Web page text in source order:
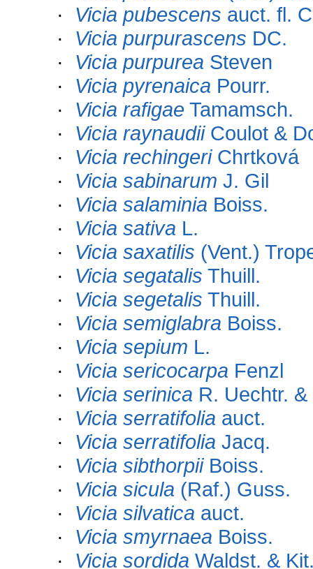
· Vicia pubescens auct. fl.
· Vicia purpurascens DC.
· Vicia purpurea Steven
· Vicia pyrenaica Pourr.
· Vicia rafigae Tamamsch.
· Vicia raynaudiiCoulot &
· Vicia rechingeriChrtková
· Vicia sabinarum J. Gil
· Vicia salaminia Boiss.
· Vicia sativa L.
· Vicia saxatilis (Vent.)
· Vicia segatalis Thuill.
· Vicia segetalis Thuill.
· Vicia semiglabra Boiss.
· Vicia sepium L.
· Vicia sericocarpa Fenzl
· Vicia serinica R. Uechtr.
· Vicia serratifolia auct.
· Vicia serratifolia Jacq.
· Vicia sibthorpiiBoiss.
· Vicia sicula (Raf.) Guss.
· Vicia silvatica auct.
· Vicia smyrnaea Boiss.
· Vicia sordida Waldst. &